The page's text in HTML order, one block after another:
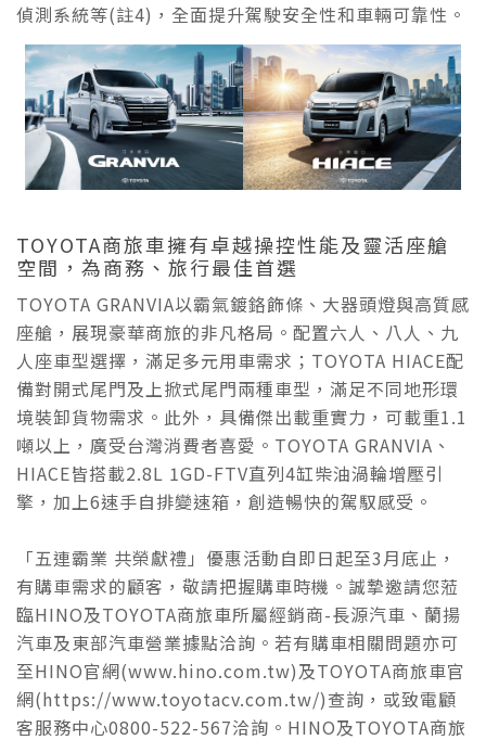
偵測系統等(註4)，全面提升駕駛安全性和車輛可靠性。
TOYOTA商旅車擁有卓越操控性能及靈活座艙
空間，為商務、旅行最佳首選
TOYOTA GRANVIA以霸氣鍍鉻飾條、大器頭燈與高質感
座艙，展現豪華商旅的非凡格局。配置六人、八人、九
人座車型選擇，滿足多元用車需求；TOYOTA HIACE配
備對開式尾門及上掀式尾門兩種車型，滿足不同地形環
境裝卸貨物需求。此外，具備傑出載重實力，可載重1.1
噸以上，廣受台灣消費者喜愛。TOYOTA GRANVIA、
HIACE皆搭載2.8L 1GD-FTV直列4缸柴油渦輪增壓引
擎，加上6速手自排變速箱，創造暢快的駕馭感受。
「五連霸業 共榮獻禮」優惠活動自即日起至3月底止，
有購車需求的顧客，敬請把握購車時機。誠摯邀請您蒞
臨HINO及TOYOTA商旅車所屬經銷商-長源汽車、蘭揚
汽車及東部汽車營業據點洽詢。若有購車相關問題亦可
至HINO官網(www.hino.com.tw)及TOYOTA商旅車官
網(https://www.toyotacv.com.tw/)查詢，或致電顧
客服務中心0800-522-567洽詢。HINO及TOYOTA商旅